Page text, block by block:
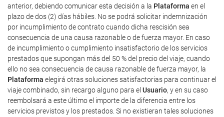
anterior, debiendo comunicar esta decisión a la Plataforma en el
plazo de dos (2) días hábiles. No se podrá solicitar indemnización
por incumplimiento de contrato cuando dicha rescisión sea
consecuencia de una causa razonable o de fuerza mayor. En caso
de incumplimiento o cumplimiento insatisfactorio de los servicios
prestados que supongan más del 50 % del precio del viaje, cuando
ello no sea consecuencia de causa razonable de fuerza mayor, la
Plataforma elegirá otras soluciones satisfactorias para continuar el
viaje combinado, sin recargo alguno para el Usuario, y en su caso
reembolsará a este último el importe de la diferencia entre los
servicios previstos y los prestados. Si no existieran tales soluciones